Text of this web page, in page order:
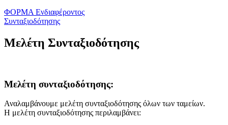
ΦΟΡΜΑ Ενδιαφέροντος
Συνταξιοδότησης
Μελέτη Συνταξιοδότησης
Μελέτη συνταξιοδότησης:
Αναλαμβάνουμε μελέτη συνταξιοδότησης όλων των ταμείων.
Η μελέτη συνταξιοδότησης περιλαμβάνει: